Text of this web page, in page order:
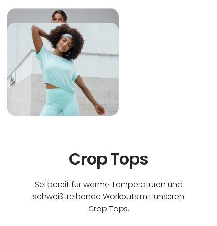
Maschinenwäsche bis 30°C
Nicht bleichen
Nicht bügeln
Nicht trocknergeeignet
In der EU niedergelassener verantwortlicher
Wirtschaftsakteur:
Crop Tops
Sei bereit für warme Temperaturen und
schweißtreibende Workouts mit unseren
Crop Tops.